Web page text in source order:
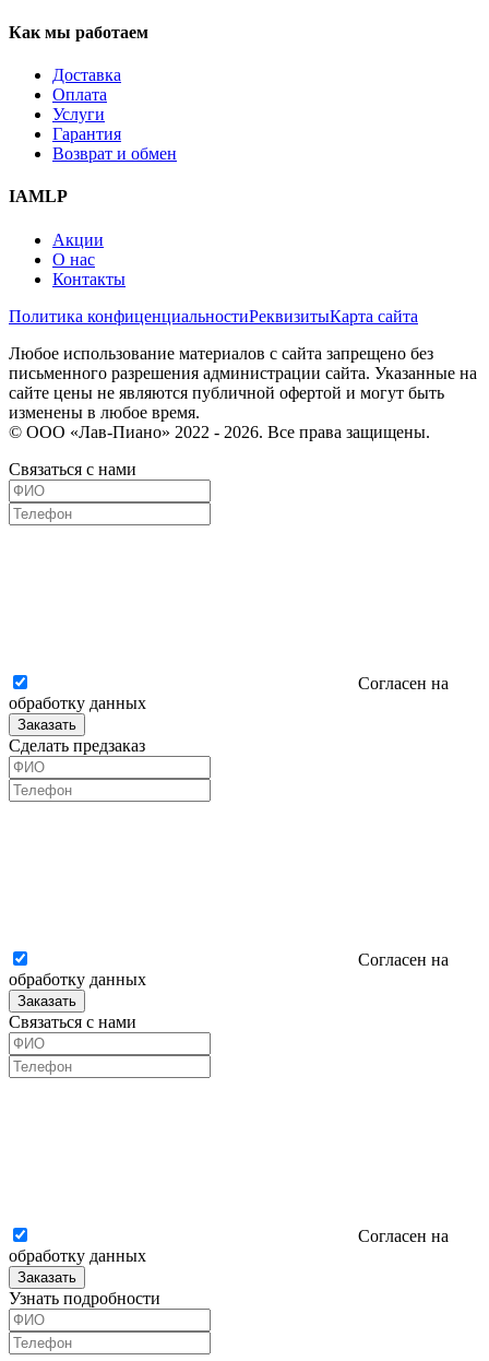
Как мы работаем
Доставка
Оплата
Услуги
Гарантия
Возврат и обмен
IAMLP
Акции
О нас
Контакты
Политика конфиценциальностиРеквизитыКарта сайта
Любое использование материалов с сайта запрещено без
письменного разрешения администрации сайта. Указанные на
сайте цены не являются публичной офертой и могут быть
изменены в любое время.
© ООО «Лав-Пиано» 2022 - 2026. Все права защищены.
Связаться с нами
Согласен на
обработку данных
Заказать
Сделать предзаказ
Согласен на
обработку данных
Заказать
Связаться с нами
Согласен на
обработку данных
Заказать
Узнать подробности